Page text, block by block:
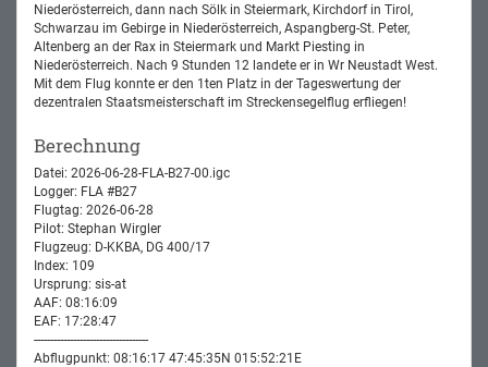
Niederösterreich, dann nach Sölk in Steiermark, Kirchdorf in Tirol,
Schwarzau im Gebirge in Niederösterreich, Aspangberg-St. Peter,
Altenberg an der Rax in Steiermark und Markt Piesting in
Niederösterreich. Nach 9 Stunden 12 landete er in Wr Neustadt West.
Mit dem Flug konnte er den 1ten Platz in der Tageswertung der
dezentralen Staatsmeisterschaft im Streckensegelflug erfliegen!
Berechnung
Datei: 2026-06-28-FLA-B27-00.igc
Logger: FLA #B27
Flugtag: 2026-06-28
Pilot: Stephan Wirgler
Flugzeug: D-KKBA, DG 400/17
Index: 109
Ursprung: sis-at
AAF: 08:16:09
EAF: 17:28:47
-----------------------------------
Abflugpunkt: 08:16:17 47:45:35N 015:52:21E